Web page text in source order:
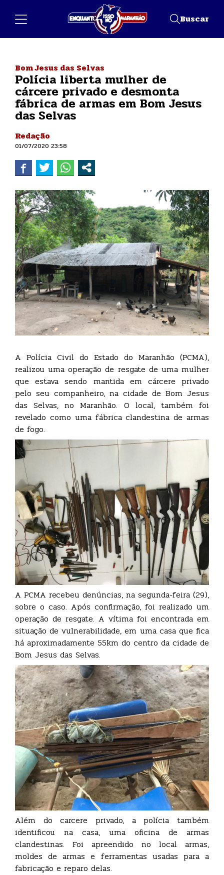
Buscar
Bom Jesus das Selvas
Polícia liberta mulher de
cárcere privado e desmonta
fábrica de armas em Bom Jesus
das Selvas
Redação
01/07/2020 23:58
A Polícia Civil do Estado do Maranhão (PCMA),
realizou uma operação de resgate de uma mulher
que estava sendo mantida em cárcere privado
pelo seu companheiro, na cidade de Bom Jesus
das Selvas, no Maranhão. O local, também foi
revelado como uma fábrica clandestina de armas
de fogo.
A PCMA recebeu denúncias, na segunda-feira (29),
sobre o caso. Após confirmação, foi realizado um
operação de resgate. A vítima foi encontrada em
situação de vulnerabilidade, em uma casa que fica
há aproximadamente 55km do centro da cidade de
Bom Jesus das Selvas.
Além do carcere privado, a polícia também
identificou na casa, uma oficina de armas
clandestinas. Foi apreendido no local armas,
moldes de armas e ferramentas usadas para a
fabricação e reparo delas.